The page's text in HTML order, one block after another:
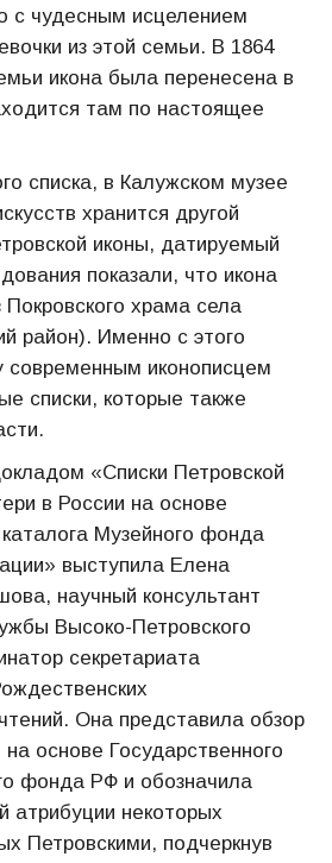
с чудесным исцелением
из этой семьи. В 1864
икона была перенесена в
там по настоящее
списка, в Калужском музее
хранится другой
иконы, датируемый
показали, что икона
храма села
район). Именно с этого
современным иконописцем
списки, которые также
«Списки Петровской
в России на основе
Музейного фонда
выступила Елена
научный консультант
Высоко-Петровского
секретариата
Она представила обзор
на основе Государственного
фонда РФ и обозначила
атрибуции некоторых
Петровскими, подчеркнув